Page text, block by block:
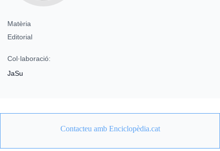
Matèria
Editorial
Col·laboració:
JaSu
Contacteu amb Enciclopèdia.cat